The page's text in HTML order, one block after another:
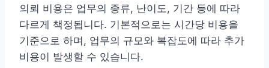
의뢰 비용은 업무의 종류, 난이도, 기간 등에 따라
다르게 책정됩니다. 기본적으로는 시간당 비용을
기준으로 하며, 업무의 규모와 복잡도에 따라 추가
비용이 발생할 수 있습니다.